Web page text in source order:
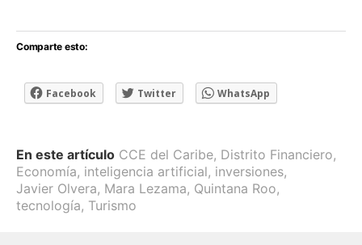
Comparte esto:
Facebook Twitter WhatsApp
En este artículo CCE del Caribe, Distrito Financiero,
Economía, inteligencia artificial, inversiones,
Javier Olvera, Mara Lezama, Quintana Roo,
tecnología, Turismo